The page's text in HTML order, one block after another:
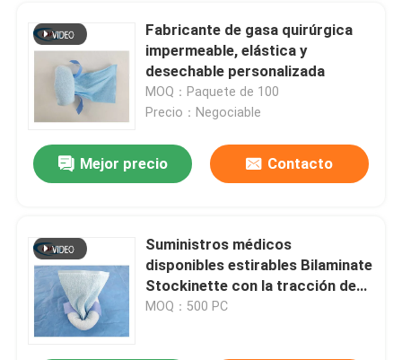
Fabricante de gasa quirúrgica
impermeable, elástica y
desechable personalizada
MOQ：Paquete de 100
Precio：Negociable
Mejor precio Contacto
Suministros médicos
disponibles estirables Bilaminate
Stockinette con la tracción de
lazos
MOQ：500 PC